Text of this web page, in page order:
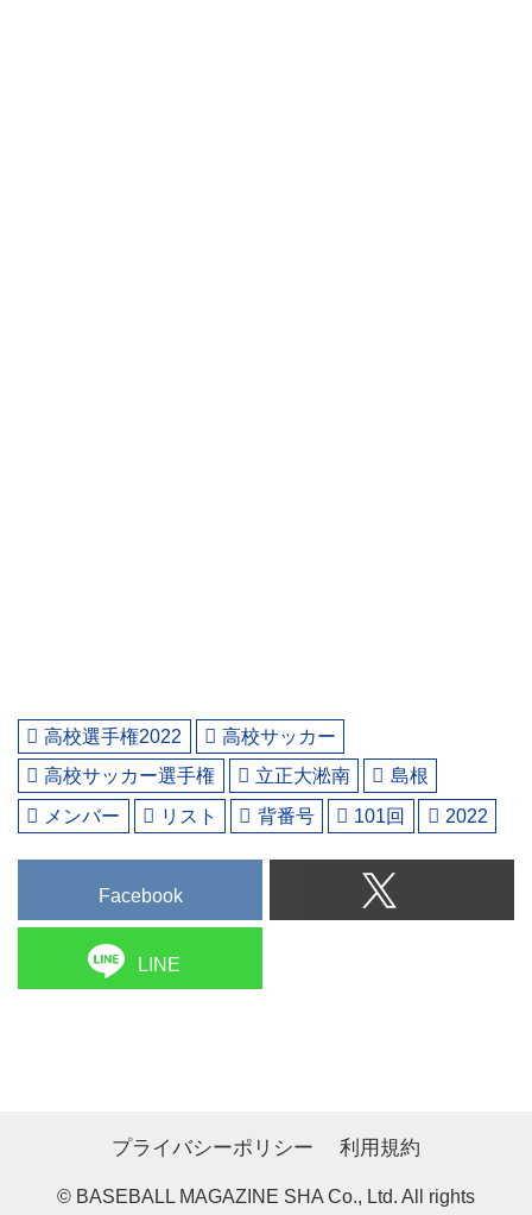
高校選手権2022
高校サッカー
高校サッカー選手権
立正大淞南
島根
メンバー
リスト 背番号 101回 2022
Facebook
LINE
プライバシーポリシー 利用規約
© BASEBALL MAGAZINE SHA Co., Ltd. All rights